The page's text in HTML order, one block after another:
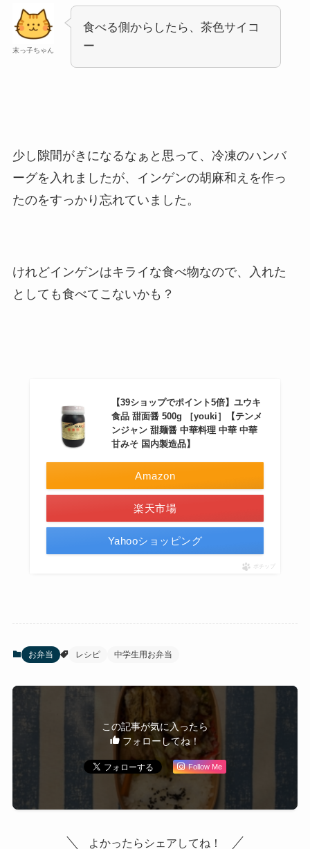
末っ子ちゃん
食べる側からしたら、茶色サイコ
ー
少し隙間がきになるなぁと思って、冷凍のハンバ
ーグを入れましたが、インゲンの胡麻和えを作っ
たのをすっかり忘れていました。
けれどインゲンはキライな食べ物なので、入れた
としても食べてこないかも？
【39ショップでポイント5倍】ユウキ
食品 甜面醤 500g ［youki］【テンメ
ンジャン 甜麺醤 中華料理 中華 中華
甘みそ 国内製造品】
Amazon
楽天市場
Yahooショッピング
ポチップ
お弁当 レシピ 中学生用お弁当
この記事が気に入ったら
フォローしてね！
Follow Me
よかったらシェアしてね！